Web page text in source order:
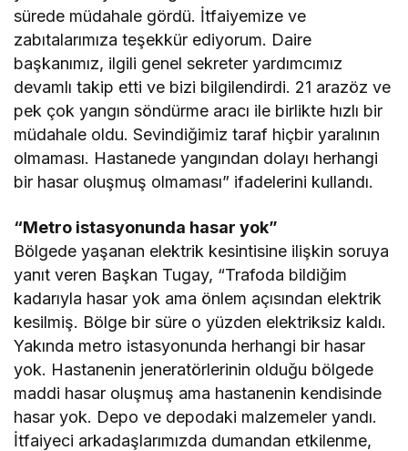
sürede müdahale gördü. İtfaiyemize ve
zabıtalarımıza teşekkür ediyorum. Daire
başkanımız, ilgili genel sekreter yardımcımız
devamlı takip etti ve bizi bilgilendirdi. 21 arazöz ve
pek çok yangın söndürme aracı ile birlikte hızlı bir
müdahale oldu. Sevindiğimiz taraf hiçbir yaralının
olmaması. Hastanede yangından dolayı herhangi
bir hasar oluşmuş olmaması” ifadelerini kullandı.
“Metro istasyonunda hasar yok”
Bölgede yaşanan elektrik kesintisine ilişkin soruya
yanıt veren Başkan Tugay, “Trafoda bildiğim
kadarıyla hasar yok ama önlem açısından elektrik
kesilmiş. Bölge bir süre o yüzden elektriksiz kaldı.
Yakında metro istasyonunda herhangi bir hasar
yok. Hastanenin jeneratörlerinin olduğu bölgede
maddi hasar oluşmuş ama hastanenin kendisinde
hasar yok. Depo ve depodaki malzemeler yandı.
İtfaiyeci arkadaşlarımızda dumandan etkilenme,